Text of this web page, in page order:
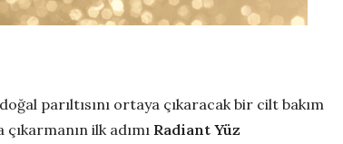
parıltısını ortaya çıkaracak bir cilt bakım
ilk adımı Radiant Yüz